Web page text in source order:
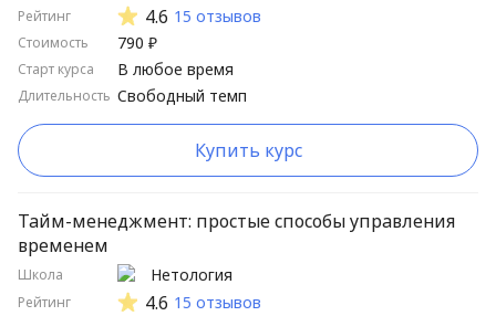
Рейтинг
Стоимость
Старт курса
Длительность
4.6 15 отзывов
790 ₽
Свободный темп
В любое время
Купить курс
Тайм-менеджмент: простые способы управления
временем
Школа
Рейтинг
Нетология
4.6 15 отзывов